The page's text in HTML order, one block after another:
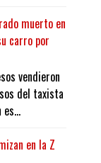
muerto en
carro por
vendieron
del taxista
en la Z